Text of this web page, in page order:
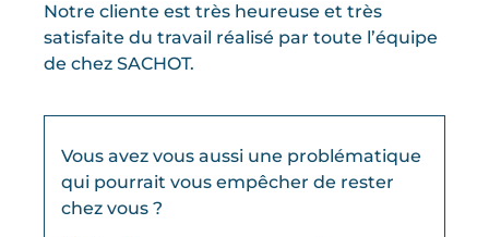
Notre cliente est très heureuse et très
satisfaite du travail réalisé par toute l’équipe
de chez SACHOT.
Vous avez vous aussi une problématique
qui pourrait vous empêcher de rester
chez vous ?